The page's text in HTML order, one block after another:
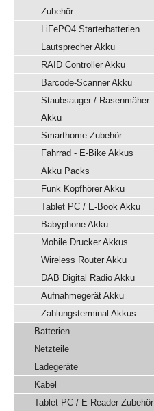
Zubehör
LiFePO4 Starterbatterien
Lautsprecher Akku
RAID Controller Akku
Barcode-Scanner Akku
Staubsauger / Rasenmäher
Akku
Smarthome Zubehör
Fahrrad - E-Bike Akkus
Akku Packs
Funk Kopfhörer Akku
Tablet PC / E-Book Akku
Babyphone Akku
Mobile Drucker Akkus
Wireless Router Akku
DAB Digital Radio Akku
Aufnahmegerät Akku
Zahlungsterminal Akkus
Batterien
Netzteile
Ladegeräte
Kabel
Tablet PC / E-Reader Zubehör